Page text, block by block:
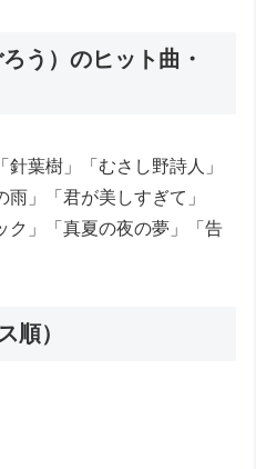
う）のヒット曲・
針葉樹」「むさし野詩人」
雨」「君が美しすぎて」
ク」「真夏の夜の夢」「告
順）